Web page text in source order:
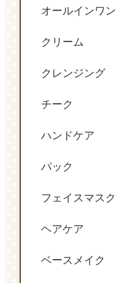
オールインワン
クリーム
クレンジング
チーク
ハンドケア
パック
フェイスマスク
ヘアケア
ベースメイク